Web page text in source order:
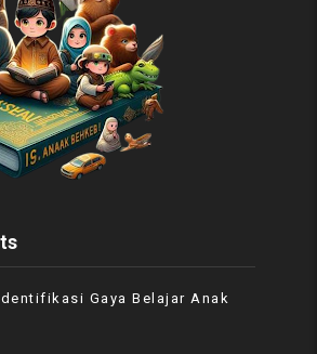
Gaya Belajar Anak